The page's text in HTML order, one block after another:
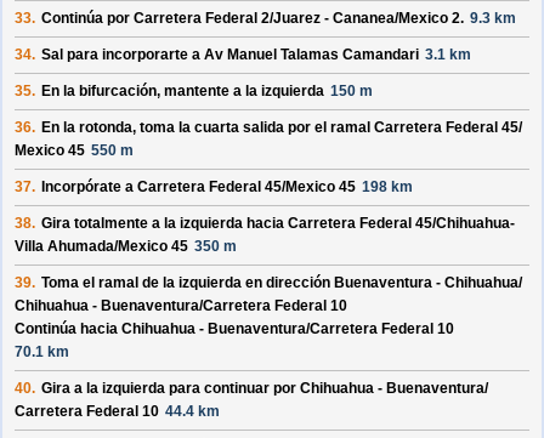
33. Continúa por Carretera Federal 2/Juarez - Cananea/Mexico 2. 9.3 km
34. Sal para incorporarte a Av Manuel Talamas Camandari 3.1 km
35. En la bifurcación, mantente a la izquierda 150 m
36. En la rotonda, toma la cuarta salida por el ramal Carretera Federal 45/
Mexico 45 550 m
37. Incorpórate a Carretera Federal 45/Mexico 45 198 km
38. Gira totalmente a la izquierda hacia Carretera Federal 45/Chihuahua-
Villa Ahumada/Mexico 45 350 m
39. Toma el ramal de la izquierda en dirección Buenaventura - Chihuahua/
Chihuahua - Buenaventura/Carretera Federal 10
Continúa hacia Chihuahua - Buenaventura/Carretera Federal 10
70.1 km
40. Gira a la izquierda para continuar por Chihuahua - Buenaventura/
Carretera Federal 10 44.4 km